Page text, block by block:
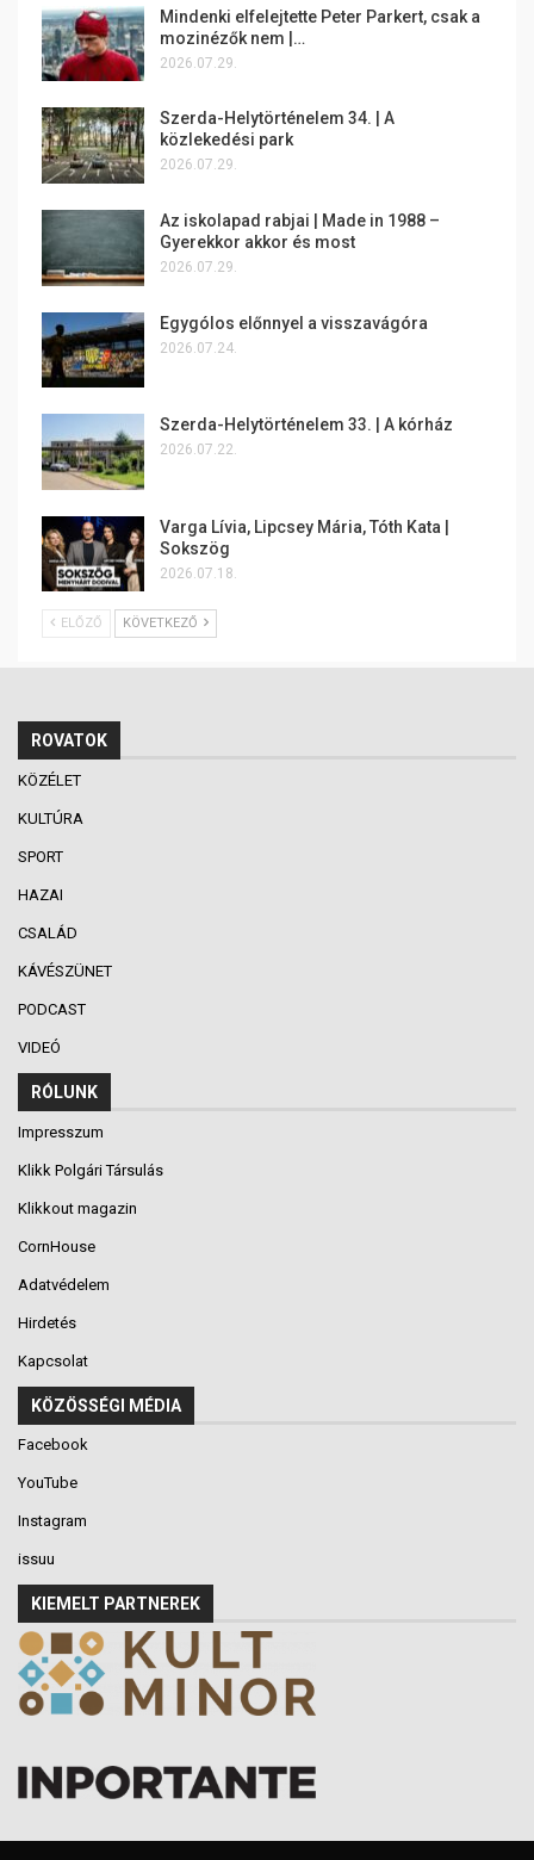
Mindenki elfelejtette Peter Parkert, csak a
mozinézők nem |…
2026.07.29.
Szerda-Helytörténelem 34. | A
közlekedési park
2026.07.29.
Az iskolapad rabjai | Made in 1988 –
Gyerekkor akkor és most
2026.07.29.
Egygólos előnnyel a visszavágóra
2026.07.24.
Szerda-Helytörténelem 33. | A kórház
2026.07.22.
Varga Lívia, Lipcsey Mária, Tóth Kata |
Sokszög
2026.07.18.
ELŐZŐ KÖVETKEZŐ
ROVATOK
KÖZÉLET
KULTÚRA
SPORT
HAZAI
CSALÁD
KÁVÉSZÜNET
PODCAST
VIDEÓ
RÓLUNK
Impresszum
Klikk Polgári Társulás
Klikkout magazin
CornHouse
Adatvédelem
Hirdetés
Kapcsolat
KÖZÖSSÉGI MÉDIA
Facebook
YouTube
Instagram
issuu
KIEMELT PARTNEREK